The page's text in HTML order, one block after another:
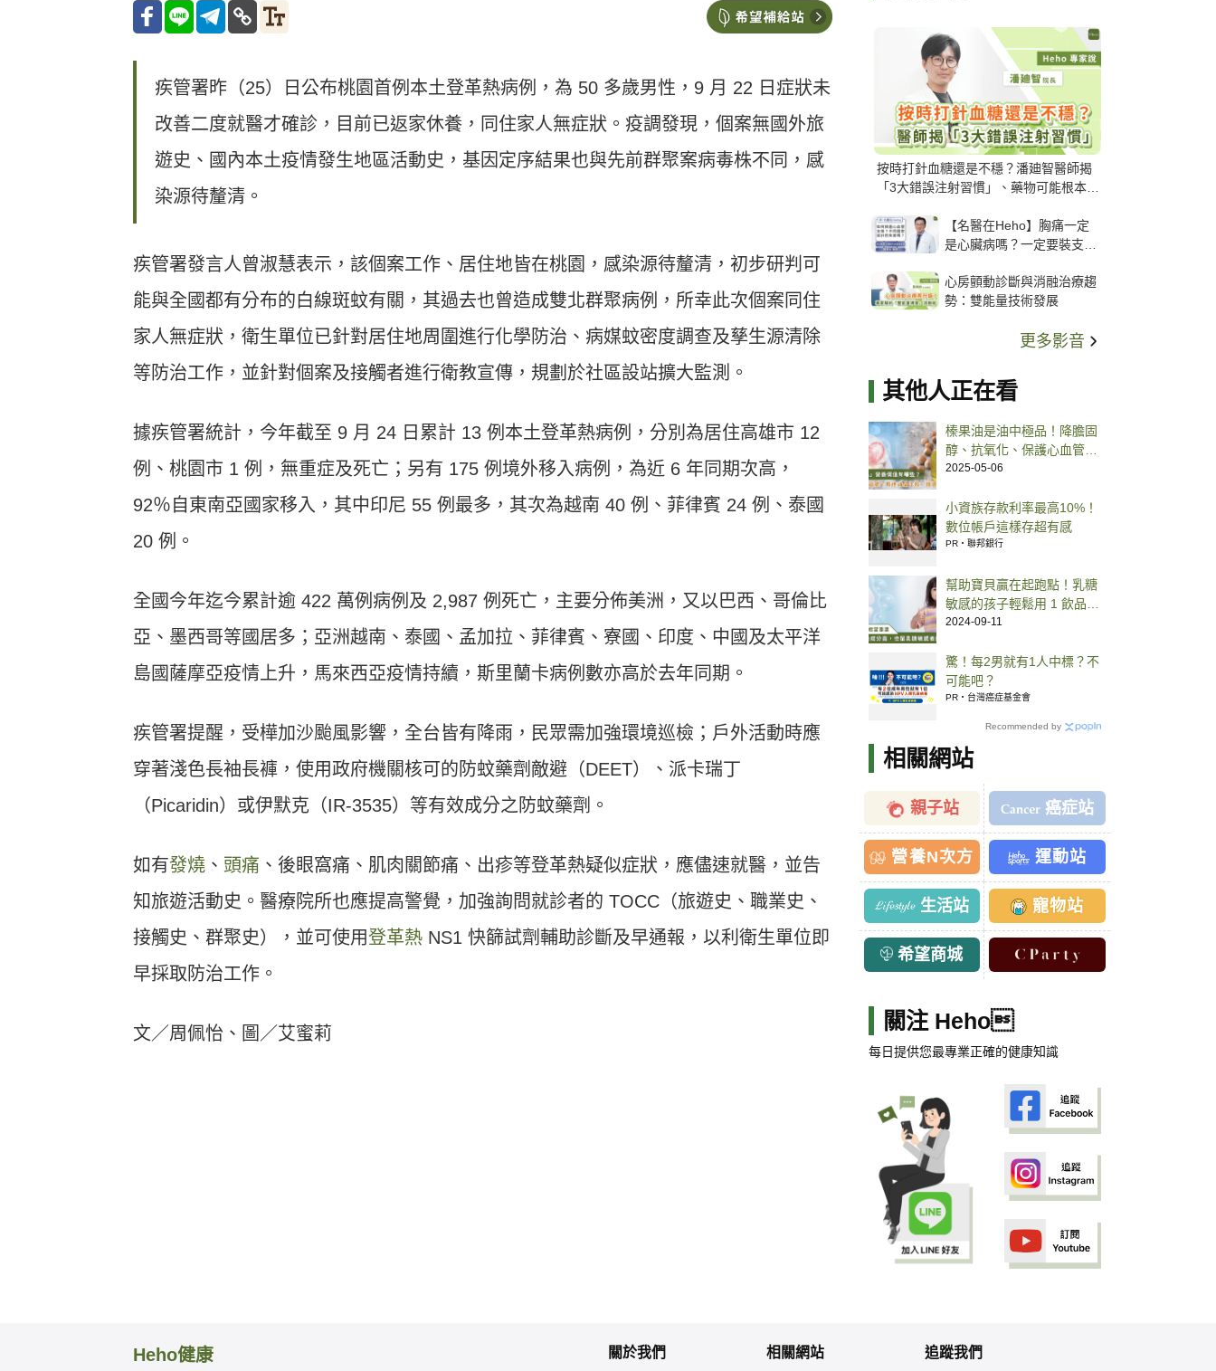
疾管署昨（25）日公布桃園首例本土登革熱病例，為 50 多歲男性，9 月 22 日症狀未
改善二度就醫才確診，目前已返家休養，同住家人無症狀。疫調發現，個案無國外旅
遊史、國內本土疫情發生地區活動史，基因定序結果也與先前群聚案病毒株不同，感
染源待釐清。
疾管署發言人曾淑慧表示，該個案工作、居住地皆在桃園，感染源待釐清，初步研判可
能與全國都有分布的白線斑蚊有關，其過去也曾造成雙北群聚病例，所幸此次個案同住
家人無症狀，衛生單位已針對居住地周圍進行化學防治、病媒蚊密度調查及孳生源清除
等防治工作，並針對個案及接觸者進行衛教宣傳，規劃於社區設站擴大監測。
據疾管署統計，今年截至 9 月 24 日累計 13 例本土登革熱病例，分別為居住高雄市 12
例、桃園市 1 例，無重症及死亡；另有 175 例境外移入病例，為近 6 年同期次高，
92％自東南亞國家移入，其中印尼 55 例最多，其次為越南 40 例、菲律賓 24 例、泰國
20 例。
全國今年迄今累計逾 422 萬例病例及 2,987 例死亡，主要分佈美洲，又以巴西、哥倫比
亞、墨西哥等國居多；亞洲越南、泰國、孟加拉、菲律賓、寮國、印度、中國及太平洋
島國薩摩亞疫情上升，馬來西亞疫情持續，斯里蘭卡病例數亦高於去年同期。
疾管署提醒，受樺加沙颱風影響，全台皆有降雨，民眾需加強環境巡檢；戶外活動時應
穿著淺色長袖長褲，使用政府機關核可的防蚊藥劑敵避（DEET）、派卡瑞丁
（Picaridin）或伊默克（IR-3535）等有效成分之防蚊藥劑。
如有發燒 、 頭痛 、後眼窩痛、肌肉關節痛、出疹等登革熱疑似症狀，應儘速就醫，並告
知旅遊活動史。醫療院所也應提高警覺，加強詢問就診者的 TOCC（旅遊史、職業史、
接觸史、群聚史），並可使用登革熱 NS1 快篩試劑輔助診斷及早通報，以利衛生單位即
早採取防治工作。
文／周佩怡、圖／艾蜜莉
按時打針血糖還是不穩？潘廸智醫師揭
「3大錯誤注射習慣」、藥物可能根本沒
【名醫在Heho】胸痛一定
是心臟病嗎？一定要裝支
解析支架種類、風險與選擇
關鍵
心房顫動診斷與消融治療趨
勢：雙能量技術發展
更多影音
其他人正在看
榛果油是油中極品！降膽固
醇、抗氧化、保護心血管一
把罩
2025-05-06
小資族存款利率最高10%！
數位帳戶這樣存超有感
PR・聯邦銀行
幫助寶貝贏在起跑點！乳糖
敏感的孩子輕鬆用 1 飲品替
換牛奶就能補好鈣
2024-09-11
驚！每2男就有1人中標？不
可能吧？
PR・台灣癌症基金會
Recommended by
相關網站
親子站 癌症站
營養N次方 運動站
生活站 寵物站
希望商城
關注 Heho
每日提供您最專業正確的健康知識
Heho健康 關於我們 相關網站 追蹤我們